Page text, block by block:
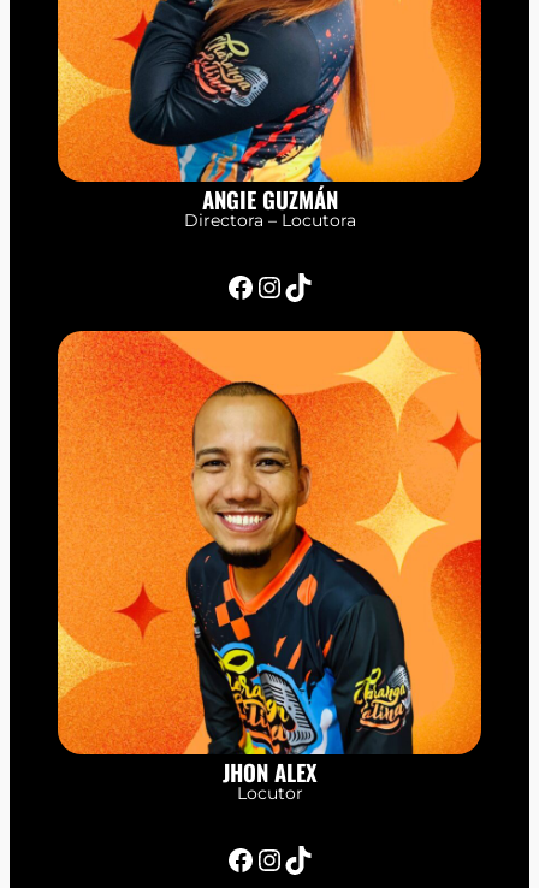
ANGIE GUZMÁN
Directora – Locutora
Facebook InstagramTikTok
JHON ALEX
Locutor
Facebook InstagramTikTok